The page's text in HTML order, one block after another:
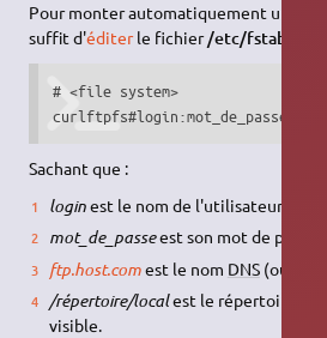
Pour monter automatiquement un site
suffit d'éditerle fichier/etc/fstab
# <file system>				         <mount point>		<type>	<options>			        <dump>	<pass>
Sachant que :
loginest le nom de l'utilisateur
mot_de_passeest son mot de passe,
ftp.host.comest le nom DNS(ou
/répertoire/localest le répertoire
visible.